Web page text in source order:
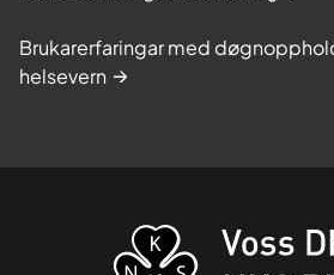
Brukarerfaringar med
helsevern